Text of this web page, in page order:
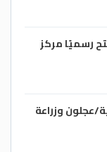
رسميًا مركز
عجلون وزراعة